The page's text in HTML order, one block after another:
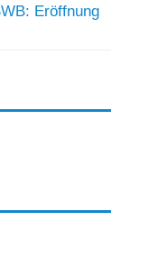
Eröffnung